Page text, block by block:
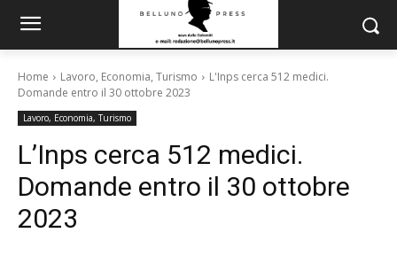
Home Lavoro, Economia, Turismo
L'Inps cerca 512 medici.
Domande entro il 30 ottobre 2023
Lavoro, Economia, Turismo
L’Inps cerca 512 medici.
Domande entro il 30 ottobre
2023